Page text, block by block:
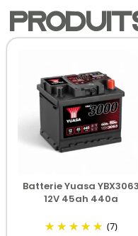
Batterie Yuasa YBX3063
12V 45ah 440a
(7)